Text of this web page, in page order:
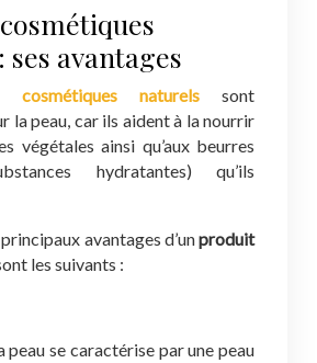
avantages
cosmétiques naturelssont
la peau, car ils aident à la nourrir
végétales ainsi qu’aux beurres
hydratantes) qu’ils
avantages d’unproduit
les suivants :
peau se caractérise par une peau